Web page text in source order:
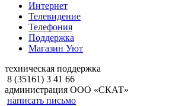
Интернет
Телевидение
Телефония
Поддержка
Магазин Уют
техническая поддержка
8 (35161) 3 41 66
администрация ООО «СКАТ»
написать письмо